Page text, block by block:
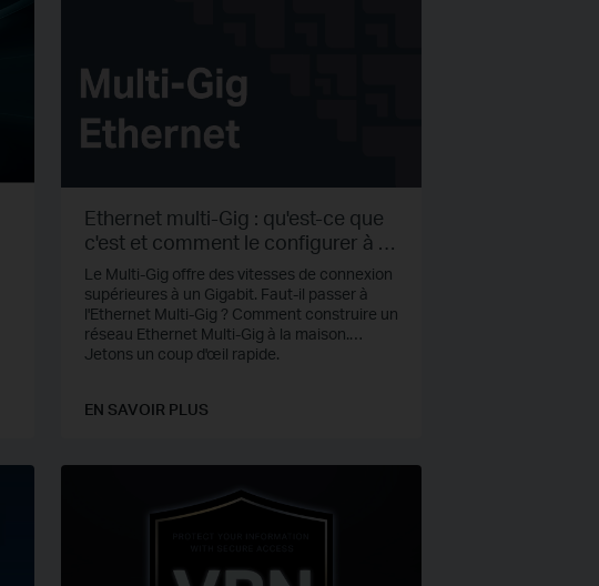
Ethernet multi-Gig : qu'est-ce que
c'est et comment le configurer à la
maison
Le Multi-Gig offre des vitesses de connexion
supérieures à un Gigabit. Faut-il passer à
l'Ethernet Multi-Gig ? Comment construire un
réseau Ethernet Multi-Gig à la maison.
Jetons un coup d'œil rapide.
EN SAVOIR PLUS